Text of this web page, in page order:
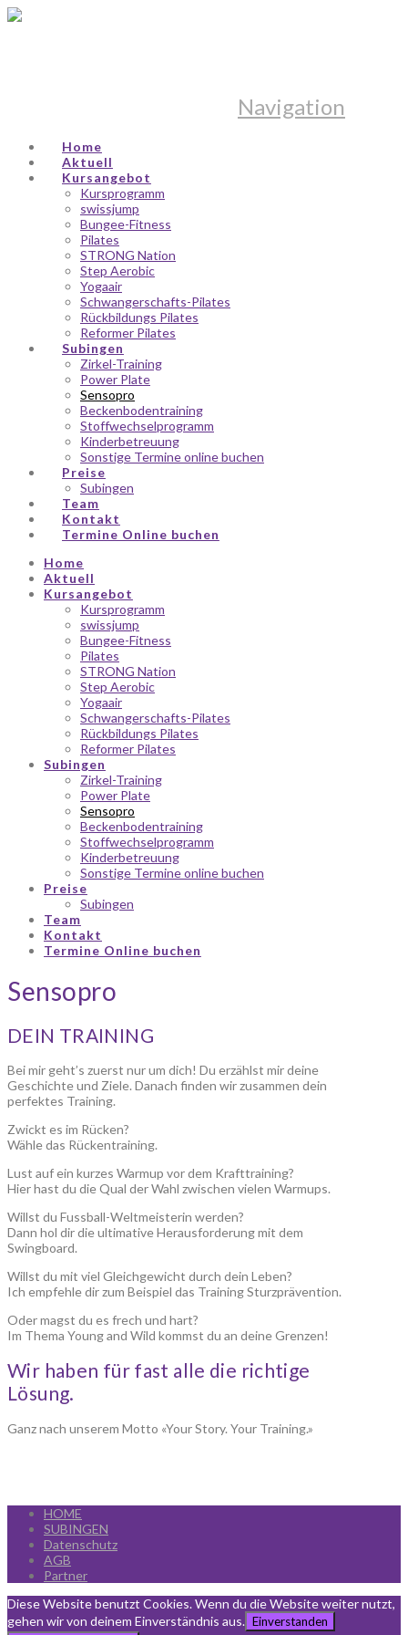
Navigation
Home
Aktuell
Kursangebot
Kursprogramm
swissjump
Bungee-Fitness
Pilates
STRONG Nation
Step Aerobic
Yogaair
Schwangerschafts-Pilates
Rückbildungs Pilates
Reformer Pilates
Subingen
Zirkel-Training
Power Plate
Sensopro
Beckenbodentraining
Stoffwechselprogramm
Kinderbetreuung
Sonstige Termine online buchen
Preise
Subingen
Team
Kontakt
Termine Online buchen
Home
Aktuell
Kursangebot
Kursprogramm
swissjump
Bungee-Fitness
Pilates
STRONG Nation
Step Aerobic
Yogaair
Schwangerschafts-Pilates
Rückbildungs Pilates
Reformer Pilates
Subingen
Zirkel-Training
Power Plate
Sensopro
Beckenbodentraining
Stoffwechselprogramm
Kinderbetreuung
Sonstige Termine online buchen
Preise
Subingen
Team
Kontakt
Termine Online buchen
Sensopro
DEIN TRAINING
Bei mir geht’s zuerst nur um dich! Du erzählst mir deine
Geschichte und Ziele. Danach finden wir zusammen dein
perfektes Training.
Zwickt es im Rücken?
Wähle das Rückentraining.
Lust auf ein kurzes Warmup vor dem Krafttraining?
Hier hast du die Qual der Wahl zwischen vielen Warmups.
Willst du Fussball-Weltmeisterin werden?
Dann hol dir die ultimative Herausforderung mit dem
Swingboard.
Willst du mit viel Gleichgewicht durch dein Leben?
Ich empfehle dir zum Beispiel das Training Sturzprävention.
Oder magst du es frech und hart?
Im Thema Young and Wild kommst du an deine Grenzen!
Wir haben für fast alle die richtige
Lösung.
Ganz nach unserem Motto «Your Story. Your Training.»
HOME
SUBINGEN
Datenschutz
AGB
Partner
Diese Website benutzt Cookies. Wenn du die Website weiter nutzt,
gehen wir von deinem Einverständnis aus. Einverstanden